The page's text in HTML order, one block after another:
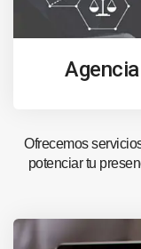
Ofrecemos
potenciar tu